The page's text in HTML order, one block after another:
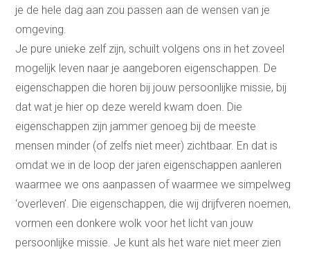
Coaching
Persoonlijke coaching
Life coaching
Loopbaancoaching
Relatiecoaching
Relatietherapie in
Alkmaar
Teamcoaching
Leren communiceren
Conflictcoaching
Coaching scheiden
Samengesteld gezin
problemen
Coaching overzicht
je de hele dag aan zou passen aan de wensen van je
omgeving.
Je pure unieke zelf zijn, schuilt volgens ons in het zoveel
mogelijk leven naar je aangeboren eigenschappen. De
eigenschappen die horen bij jouw persoonlijke missie, bij
dat wat je hier op deze wereld kwam doen. Die
eigenschappen zijn jammer genoeg bij de meeste
mensen minder (of zelfs niet meer) zichtbaar. En dat is
omdat we in de loop der jaren eigenschappen aanleren
waarmee we ons aanpassen of waarmee we simpelweg
‘overleven’. Die eigenschappen, die wij drijfveren noemen,
vormen een donkere wolk voor het licht van jouw
persoonlijke missie. Je kunt als het ware niet meer zien